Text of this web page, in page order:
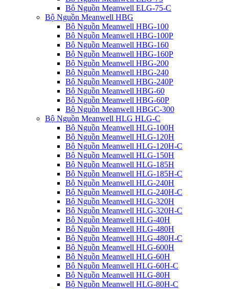
Bộ Nguồn Meanwell ELG-75-C
Bộ Nguồn Meanwell HBG
Bộ Nguồn Meanwell HBG-100
Bộ Nguồn Meanwell HBG-100P
Bộ Nguồn Meanwell HBG-160
Bộ Nguồn Meanwell HBG-160P
Bộ Nguồn Meanwell HBG-200
Bộ Nguồn Meanwell HBG-240
Bộ Nguồn Meanwell HBG-240P
Bộ Nguồn Meanwell HBG-60
Bộ Nguồn Meanwell HBG-60P
Bộ Nguồn Meanwell HBGC-300
Bộ Nguồn Meanwell HLG HLG-C
Bộ Nguồn Meanwell HLG-100H
Bộ Nguồn Meanwell HLG-120H
Bộ Nguồn Meanwell HLG-120H-C
Bộ Nguồn Meanwell HLG-150H
Bộ Nguồn Meanwell HLG-185H
Bộ Nguồn Meanwell HLG-185H-C
Bộ Nguồn Meanwell HLG-240H
Bộ Nguồn Meanwell HLG-240H-C
Bộ Nguồn Meanwell HLG-320H
Bộ Nguồn Meanwell HLG-320H-C
Bộ Nguồn Meanwell HLG-40H
Bộ Nguồn Meanwell HLG-480H
Bộ Nguồn Meanwell HLG-480H-C
Bộ Nguồn Meanwell HLG-600H
Bộ Nguồn Meanwell HLG-60H
Bộ Nguồn Meanwell HLG-60H-C
Bộ Nguồn Meanwell HLG-80H
Bộ Nguồn Meanwell HLG-80H-C